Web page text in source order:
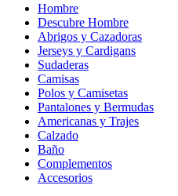
Hombre
Descubre Hombre
Abrigos y Cazadoras
Jerseys y Cardigans
Sudaderas
Camisas
Polos y Camisetas
Pantalones y Bermudas
Americanas y Trajes
Calzado
Baño
Complementos
Accesorios